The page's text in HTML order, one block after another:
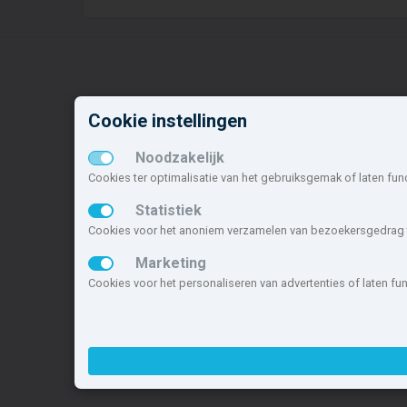
Nieuwbouw in deze
gemeente
Alle nieuwbouw projecten
Actuele nieuwbouwprojecten
Toekomstige nieuwbouwaanbod
Huurwoningen en appartementen
Cookie instellingen
Noodzakelijk
Cookies ter optimalisatie van het gebruiksgemak of laten
Statistiek
Cookies voor het anoniem verzamelen van
Marketing
Cookies voor het personaliseren van advertenties of laten